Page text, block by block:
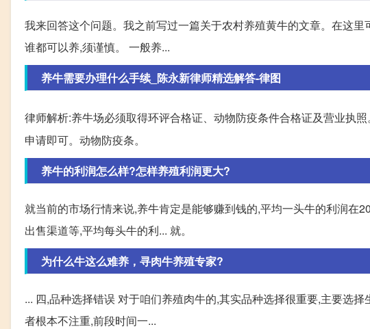
我来回答这个问题。我之前写过一篇关于农村养殖黄牛的文章。在这
谁都可以养,须谨慎。 一般养...
养牛需要办理什么手续_陈永新律师精选解答-律图
律师解析:养牛场必须取得环评合格证、动物防疫条件合格证及营业执
申请即可。动物防疫条。
养牛的利润怎么样?怎样养殖利润更大?
就当前的市场行情来说,养牛肯定是能够赚到钱的,平均一头牛的利润在
出售渠道等,平均每头牛的利... 就。
为什么牛这么难养，寻肉牛养殖专家?
... 四,品种选择错误 对于咱们养殖肉牛的,其实品种选择很重要,主要选
者根本不注重,前段时间一...